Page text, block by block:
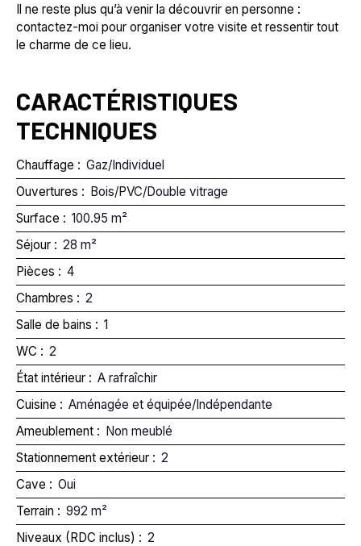
Il ne reste plus qu’à venir la découvrir en personne :
contactez-moi pour organiser votre visite et ressentir tout
le charme de ce lieu.
CARACTÉRISTIQUES
TECHNIQUES
Chauffage : Gaz/Individuel
Ouvertures : Bois/PVC/Double vitrage
Surface : 100.95 m²
Séjour : 28 m²
Pièces : 4
Chambres : 2
Salle de bains : 1
WC : 2
État intérieur : A rafraîchir
Cuisine : Aménagée et équipée/Indépendante
Ameublement : Non meublé
Stationnement extérieur : 2
Cave : Oui
Terrain : 992 m²
Niveaux (RDC inclus) : 2